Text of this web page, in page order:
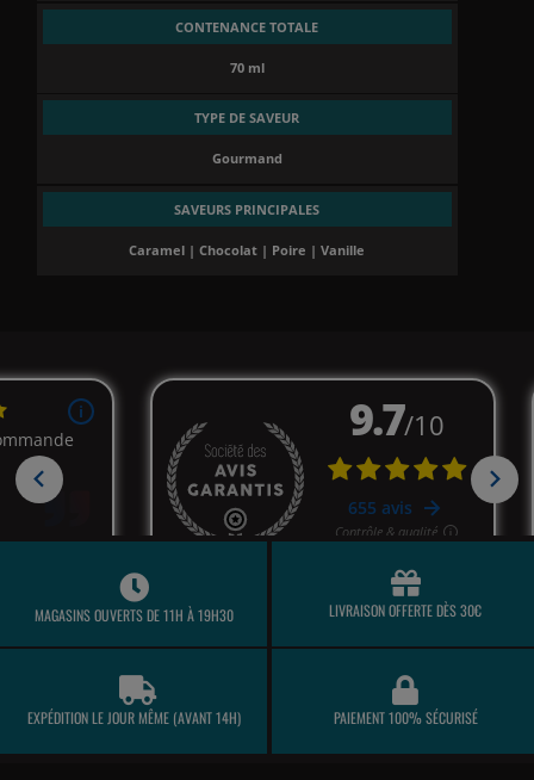
CONTENANCE TOTALE
70 ml
TYPE DE SAVEUR
Gourmand
SAVEURS PRINCIPALES
Caramel | Chocolat | Poire | Vanille
MAGASINS OUVERTS DE 11H À 19H30 LIVRAISON OFFERTE DÈS 30€
EXPÉDITION LE JOUR MÊME (AVANT 14H) PAIEMENT 100% SÉCURISÉ